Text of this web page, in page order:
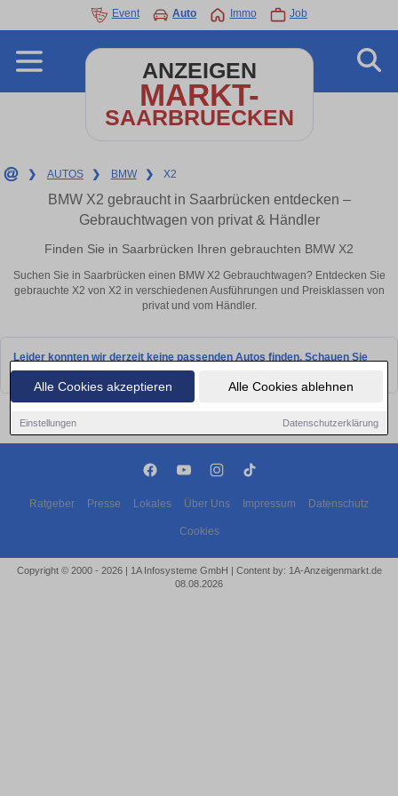
Alle Cookies akzeptieren Alle Cookies ablehnen
Einstellungen Datenschutzerklärung
Event Auto Immo Job
ANZEIGEN
MARKT-
SAARBRUECKEN
❯ AUTOS ❯ BMW ❯ X2
BMW X2 gebraucht in Saarbrücken entdecken –
Gebrauchtwagen von privat & Händler
Finden Sie in Saarbrücken Ihren gebrauchten BMW X2
Suchen Sie in Saarbrücken einen BMW X2 Gebrauchtwagen? Entdecken Sie
gebrauchte X2 von X2 in verschiedenen Ausführungen und Preisklassen von
privat und vom Händler.
Leider konnten wir derzeit keine passenden Autos finden. Schauen Sie
bald wieder vorbei!
Ratgeber Presse Lokales Über Uns Impressum Datenschutz
Cookies
Copyright © 2000 - 2026 | 1A Infosysteme GmbH | Content by: 1A-Anzeigenmarkt.de
08.08.2026